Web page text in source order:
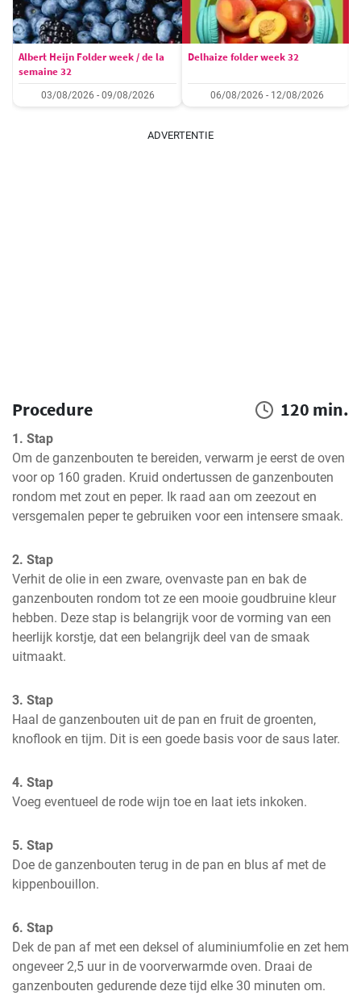
Albert Heijn Folder week / de la
semaine 32
03/08/2026 - 09/08/2026
Delhaize folder week 32
06/08/2026 - 12/08/2026
ADVERTENTIE
Procedure 120 min.
1. Stap
Om de ganzenbouten te bereiden, verwarm je eerst de oven
voor op 160 graden. Kruid ondertussen de ganzenbouten
rondom met zout en peper. Ik raad aan om zeezout en
versgemalen peper te gebruiken voor een intensere smaak.
2. Stap
Verhit de olie in een zware, ovenvaste pan en bak de
ganzenbouten rondom tot ze een mooie goudbruine kleur
hebben. Deze stap is belangrijk voor de vorming van een
heerlijk korstje, dat een belangrijk deel van de smaak
uitmaakt.
3. Stap
Haal de ganzenbouten uit de pan en fruit de groenten,
knoflook en tijm. Dit is een goede basis voor de saus later.
4. Stap
Voeg eventueel de rode wijn toe en laat iets inkoken.
5. Stap
Doe de ganzenbouten terug in de pan en blus af met de
kippenbouillon.
6. Stap
Dek de pan af met een deksel of aluminiumfolie en zet hem
ongeveer 2,5 uur in de voorverwarmde oven. Draai de
ganzenbouten gedurende deze tijd elke 30 minuten om.